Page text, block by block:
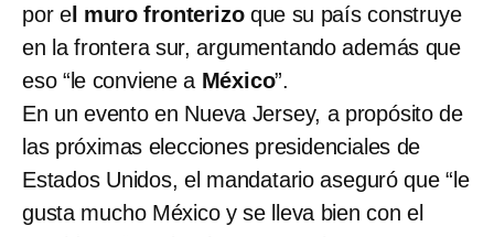
por el muro fronterizoque su país construye
en la frontera sur, argumentando además que
eso “le conviene a México”.
En un evento en Nueva Jersey, a propósito de
las próximas elecciones presidenciales de
Estados Unidos, el mandatario aseguró que “le
gusta mucho México y se lleva bien con el